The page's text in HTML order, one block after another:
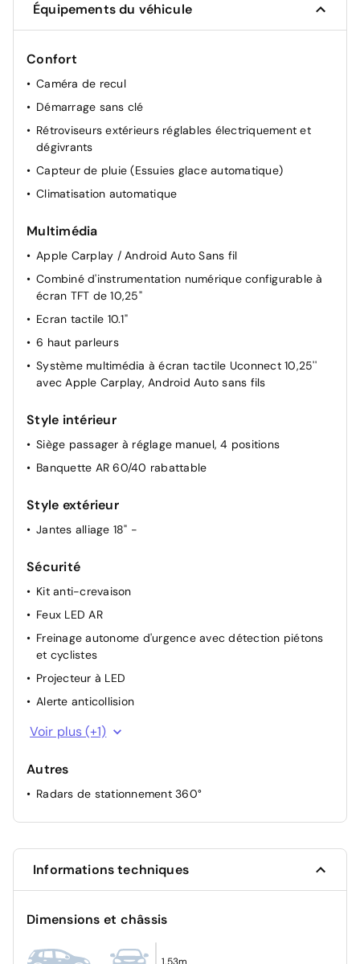
Équipements du véhicule
Confort
Caméra de recul
Démarrage sans clé
Rétroviseurs extérieurs réglables électriquement et
dégivrants
Capteur de pluie (Essuies glace automatique)
Climatisation automatique
Multimédia
Apple Carplay / Android Auto Sans fil
Combiné d'instrumentation numérique configurable à
écran TFT de 10,25"
Ecran tactile 10.1"
6 haut parleurs
Système multimédia à écran tactile Uconnect 10,25''
avec Apple Carplay, Android Auto sans fils
Style intérieur
Siège passager à réglage manuel, 4 positions
Banquette AR 60/40 rabattable
Style extérieur
Jantes alliage 18" -
Sécurité
Kit anti-crevaison
Feux LED AR
Freinage autonome d'urgence avec détection piétons
et cyclistes
Projecteur à LED
Alerte anticollision
Régulateur de vitesse adaptatif
Voir plus (+1)
Autres
Radars de stationnement 360°
Informations techniques
Dimensions et châssis